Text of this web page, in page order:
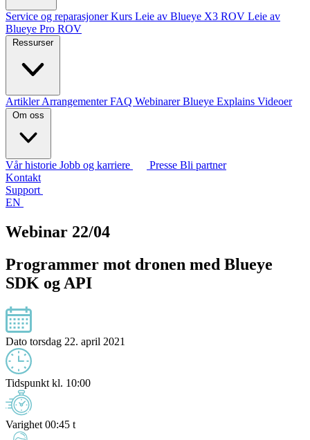
Service og reparasjonerKurs Leie av Blueye X3 ROV Leie av
Blueye Pro ROV
Ressurser
ArtiklerArrangementerFAQ WebinarerBlueye Explains Videoer
Om oss
Vår historie Jobb og karriere Presse Bli partner
Kontakt
Support
EN
Webinar 22/04
Programmer mot dronen med Blueye
SDK og API
Dato torsdag 22. april 2021
Tidspunkt kl. 10:00
Varighet 00:45 t